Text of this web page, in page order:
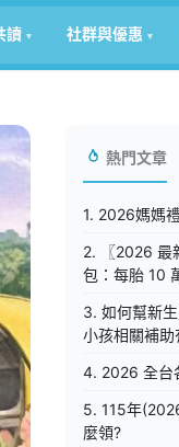
讀 社群與優惠
熱門文章
1. 2026媽媽
2. 〖2026 最
包：每胎 10
3. 如何幫新
小孩相關補
4. 2026 全台
5. 115年
麼領?